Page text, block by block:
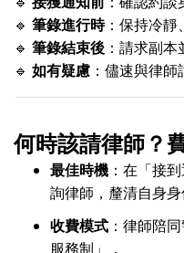
🔹 筆錄進行時：保持冷靜
🔹 筆錄結束後 ：請求副本
🔹 如有疑慮 ：儘速與律師
何時該請律師？
最佳時機 ：在「接
詢律師，釐清自身身
收費模式 ：律師陪
服務制」，